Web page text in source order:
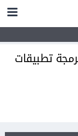
تطبيقات